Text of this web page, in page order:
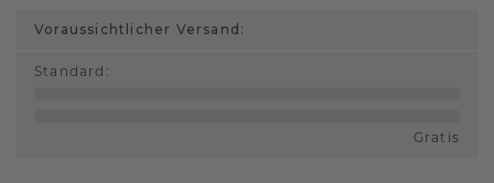
Voraussichtlicher Versand:
Standard :
Gratis